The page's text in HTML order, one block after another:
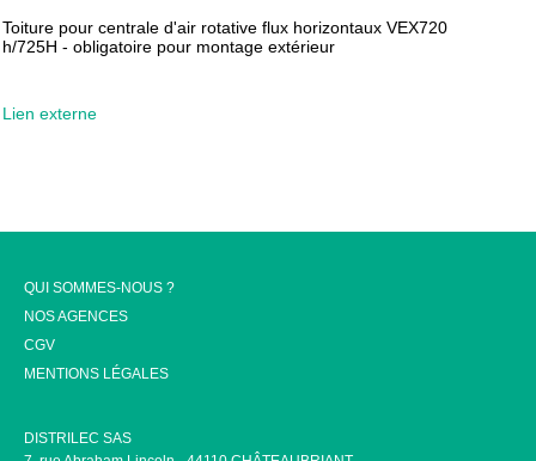
Toiture pour centrale d'air rotative flux horizontaux VEX720
h/725H - obligatoire pour montage extérieur
Lien externe
QUI SOMMES-NOUS ?
NOS AGENCES
CGV
MENTIONS LÉGALES
DISTRILEC SAS